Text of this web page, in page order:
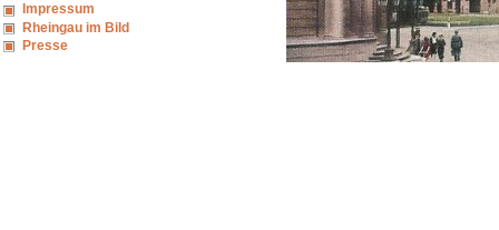
Impressum
Rheingau im Bild
Presse